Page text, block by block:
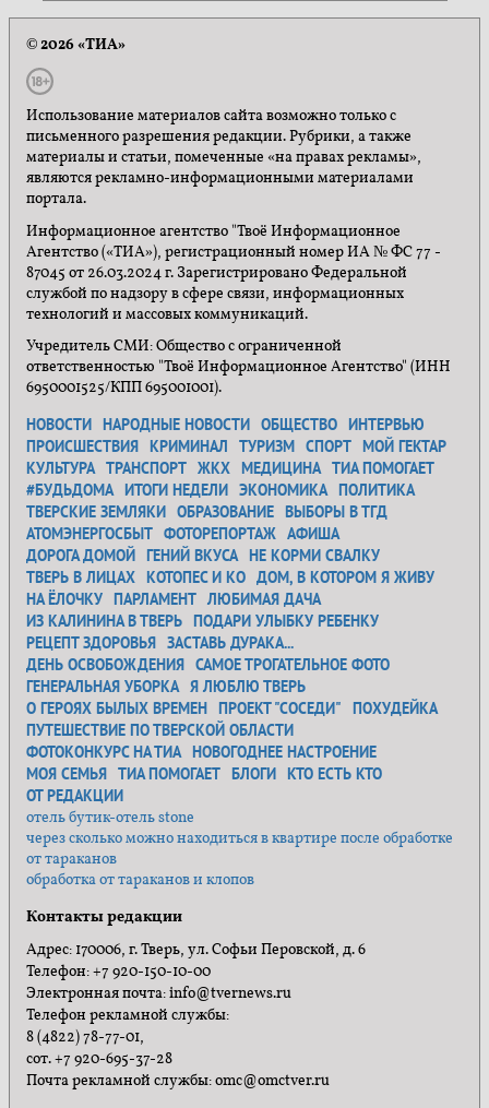
© 2026 «ТИА»
Использование материалов сайта возможно только с
письменного разрешения редакции. Рубрики, а также
материалы и статьи, помеченные «на правах рекламы»,
являются рекламно-информационными материалами
портала.
Информационное агентство "Твоё Информационное
Агентство («ТИА»), регистрационный номер ИА № ФС 77 -
87045 от 26.03.2024 г. Зарегистрировано Федеральной
службой по надзору в сфере связи, информационных
технологий и массовых коммуникаций.
Учредитель СМИ: Общество с ограниченной
ответственностью "Твоё Информационное Агентство" (ИНН
6950001525/КПП 695001001).
НОВОСТИ НАРОДНЫЕ НОВОСТИ ОБЩЕСТВО ИНТЕРВЬЮ
ПРОИСШЕСТВИЯ КРИМИНАЛ ТУРИЗМ СПОРТ МОЙ ГЕКТАР
КУЛЬТУРА ТРАНСПОРТ ЖКХ МЕДИЦИНА ТИА ПОМОГАЕТ
#БУДЬДОМА ИТОГИ НЕДЕЛИ ЭКОНОМИКА ПОЛИТИКА
ТВЕРСКИЕ ЗЕМЛЯКИ ОБРАЗОВАНИЕ ВЫБОРЫ В ТГД
АТОМЭНЕРГОСБЫТ ФОТОРЕПОРТАЖ АФИША
ДОРОГА ДОМОЙ ГЕНИЙ ВКУСА НЕ КОРМИ СВАЛКУ
ТВЕРЬ В ЛИЦАХ КОТОПЕС И КО ДОМ, В КОТОРОМ Я ЖИВУ
НА ЁЛОЧКУ ПАРЛАМЕНТ ЛЮБИМАЯ ДАЧА
ИЗ КАЛИНИНА В ТВЕРЬ ПОДАРИ УЛЫБКУ РЕБЕНКУ
РЕЦЕПТ ЗДОРОВЬЯ ЗАСТАВЬ ДУРАКА...
ДЕНЬ ОСВОБОЖДЕНИЯ САМОЕ ТРОГАТЕЛЬНОЕ ФОТО
ГЕНЕРАЛЬНАЯ УБОРКА Я ЛЮБЛЮ ТВЕРЬ
О ГЕРОЯХ БЫЛЫХ ВРЕМЕН ПРОЕКТ "СОСЕДИ"
ПОХУДЕЙКА
ПУТЕШЕСТВИЕ ПО ТВЕРСКОЙ ОБЛАСТИ
ФОТОКОНКУРС НА ТИА НОВОГОДНЕЕ НАСТРОЕНИЕ
МОЯ СЕМЬЯ ТИА ПОМОГАЕТ БЛОГИ КТО ЕСТЬ КТО
ОТ РЕДАКЦИИ
отель бутик-отель stone
через сколько можно находиться в квартире после обработке
от тараканов
обработка от тараканов и клопов
Контакты редакции
Адрес: 170006, г. Тверь, ул. Софьи Перовской, д. 6
Телефон: +7 920-150-10-00
Электронная почта: info@tvernews.ru
Телефон рекламной службы:
8 (4822) 78-77-01,
сот. +7 920-695-37-28
Почта рекламной службы: omc@omctver.ru